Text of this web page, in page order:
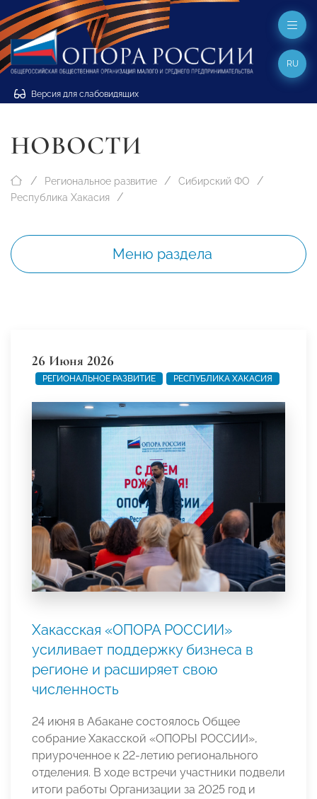
Версия для слабовидящих
RU
НОВОСТИ
Региональное развитие
Сибирский ФО
Республика Хакасия
Меню раздела
26 Июня 2026
РЕГИОНАЛЬНОЕ РАЗВИТИЕ РЕСПУБЛИКА ХАКАСИЯ
Хакасская «ОПОРА РОССИИ»
усиливает поддержку бизнеса в
регионе и расширяет свою
численность
24 июня в Абакане состоялось Общее
собрание Хакасской «ОПОРЫ РОССИИ»,
приуроченное к 22-летию регионального
отделения. В ходе встречи участники подвели
итоги работы Организации за 2025 год и